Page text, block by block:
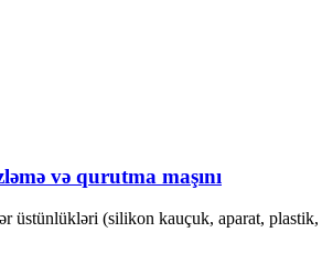
və qurutma maşını
üstünlükləri (silikon kauçuk, aparat,